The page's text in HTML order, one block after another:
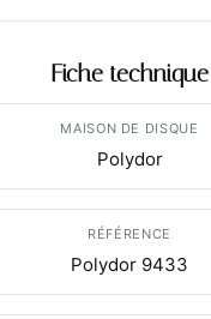
Fiche technique
MAISON DE DISQUE
Polydor
RÉFÉRENCE
Polydor 9433